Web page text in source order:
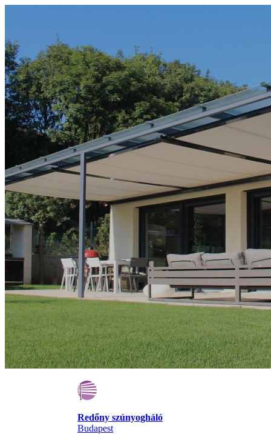
Redőny szúnyogháló
Budapest